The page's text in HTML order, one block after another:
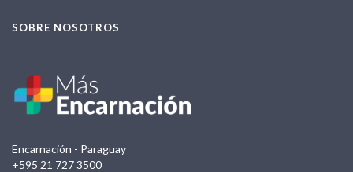
SOBRE NOSOTROS
Encarnación - Paraguay
+595 21 727 3500